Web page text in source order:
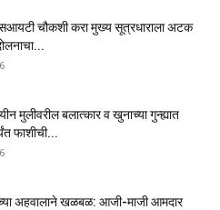
चौकशी करा मुख्य सूत्रधाराला अटक
मुलीवरील बलात्कार व खुनाच्या गुन्ह्यात
फाशीची...
अहवालाने खळबळ: आजी-माजी आमदार